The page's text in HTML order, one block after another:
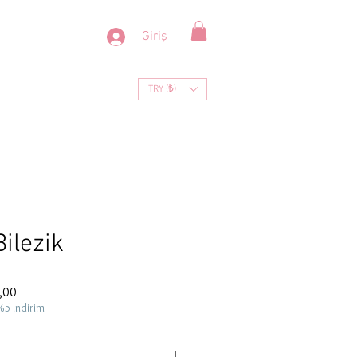
Giriş
TRY (₺)
Fiyat
indirim